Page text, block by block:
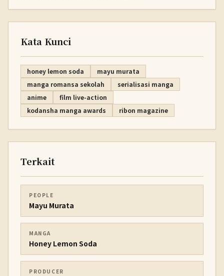
Kata Kunci
honey lemon soda
mayu murata
manga romansa sekolah
serialisasi manga
anime
film live-action
kodansha manga awards
ribon magazine
Terkait
PEOPLE
Mayu Murata
MANGA
Honey Lemon Soda
PRODUCER